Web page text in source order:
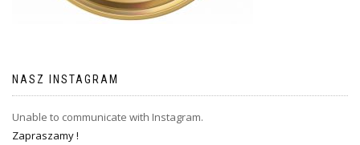
NASZ INSTAGRAM
Unable to communicate with Instagram.
Zapraszamy !